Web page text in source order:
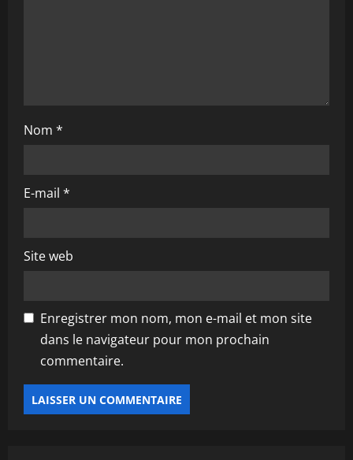
Nom *
E-mail *
Site web
Enregistrer mon nom, mon e-mail et mon site
dans le navigateur pour mon prochain
commentaire.